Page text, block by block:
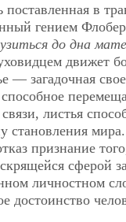
в
гением
до дна
движет
— загадочная
листья
становления
признание
сферой
личностном
достоинство